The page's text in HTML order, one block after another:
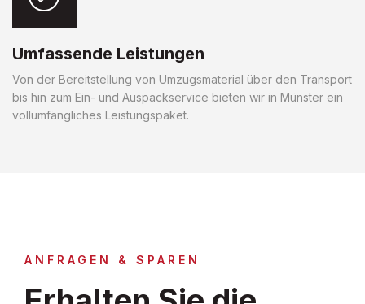
Umfassende Leistungen
Von der Bereitstellung von Umzugsmaterial über den Transport
bis hin zum Ein- und Auspackservice bieten wir in Münster ein
vollumfängliches Leistungspaket.
ANFRAGEN & SPAREN